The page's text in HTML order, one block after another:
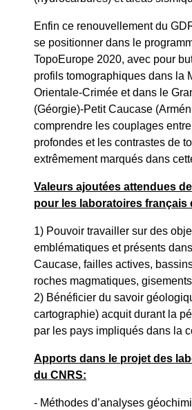
Enfin ce renouvellement du
se positionner dans le
TopoEurope 2020, avec pour
profils tomographiques dans la
Orientale-Crimée et dans le
(Géorgie)-Petit Caucase
comprendre les couplages
profondes et les contrastes de
extrêmement marqués dans
Valeurs ajoutées attendues
pour les laboratoires français
1) Pouvoir travailler sur des
emblématiques et présents
Caucase, failles actives,
roches magmatiques,
2) Bénéficier du savoir
cartographie) acquit durant la
par les pays impliqués dans la
Apports dans le projet des
du CNRS:
- Méthodes d’analyses